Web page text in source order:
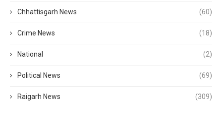
Chhattisgarh News (60)
Crime News (18)
National (2)
Political News (69)
Raigarh News (309)